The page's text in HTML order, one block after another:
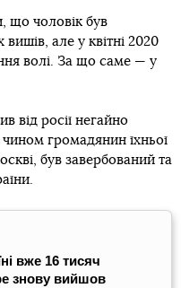
що чоловік був
але у квітні 2020
волі. За що саме — у
від росії негайно
громадянин їхньої
був завербований та
вже 16 тисяч
знову вийшов